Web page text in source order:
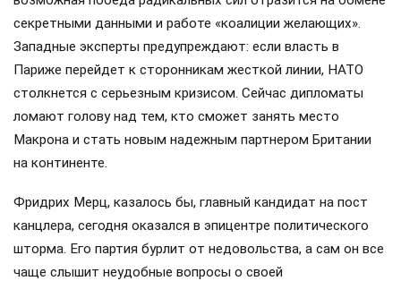
секретными данными и работе «коалиции желающих».
Западные эксперты предупреждают: если власть в
Париже перейдет к сторонникам жесткой линии, НАТО
столкнется с серьезным кризисом. Сейчас дипломаты
ломают голову над тем, кто сможет занять место
Макрона и стать новым надежным партнером Британии
на континенте.
Фридрих Мерц, казалось бы, главный кандидат на пост
канцлера, сегодня оказался в эпицентре политического
шторма. Его партия бурлит от недовольства, а сам он все
чаще слышит неудобные вопросы о своей